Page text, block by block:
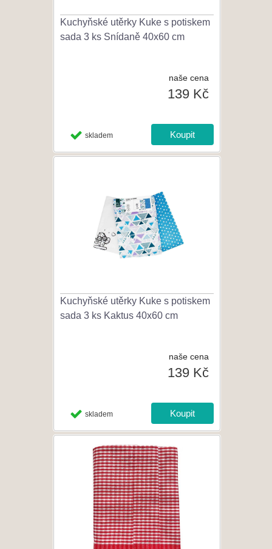
Kuchyňské utěrky Kuke s potiskem
sada 3 ks Snídaně 40x60 cm
naše cena
139 Kč
skladem
Kuchyňské utěrky Kuke s potiskem
sada 3 ks Kaktus 40x60 cm
naše cena
139 Kč
skladem